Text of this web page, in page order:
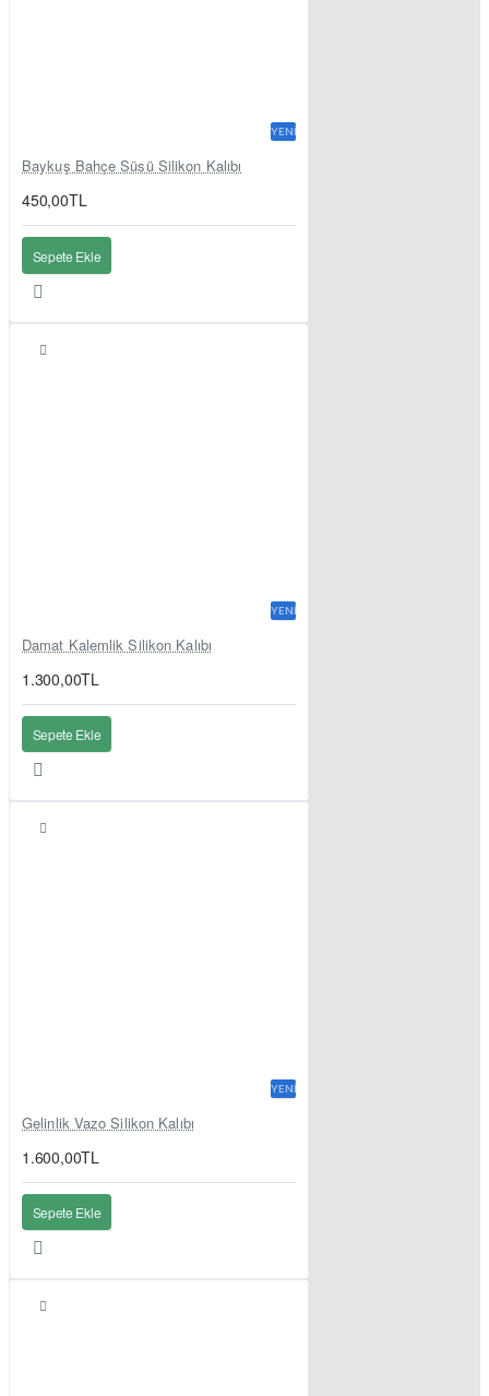
YENI
Baykuş Bahçe Süsü Silikon Kalıbı
450,00TL
Sepete Ekle
YENI
Damat Kalemlik Silikon Kalıbı
1.300,00TL
Sepete Ekle
YENI
Gelinlik Vazo Silikon Kalıbı
1.600,00TL
Sepete Ekle